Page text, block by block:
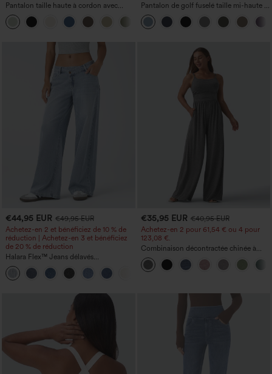
Pantalon taille haute à cordon avec
poches, jambe large et coupe ample,
style décontracté, effet lin
+15
Pantalon de golf fuselé taille mi-haute à
cordon, ourlet incurvé, séchage rapide,
avec poches — UPF40+
€44,95 EUR €49,95 EUR
Achetez-en 2 et bénéficiez de 10 % de
réduction | Achetez-en 3 et bénéficiez
de 20 % de réduction
Halara Flex™ Jeans délavés
décontractés, coupe baggy à jambe
large, taille basse asymétrique, poches
zippées
€35,95 EUR €40,95 EUR
Achetez-en 2 pour 61,54 € ou 4 pour
123,08 €.
Combinaison décontractée chinée à
bretelles réglables, fronces et jambes
larges, avec poches — facile comme
tout